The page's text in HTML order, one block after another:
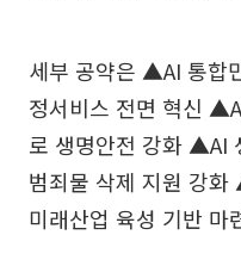
세부 공약은 ▲AI 통합
정서비스 전면 혁신
로 생명안전 강화 ▲AI
범죄물 삭제 지원 강화
미래산업 육성 기반 마